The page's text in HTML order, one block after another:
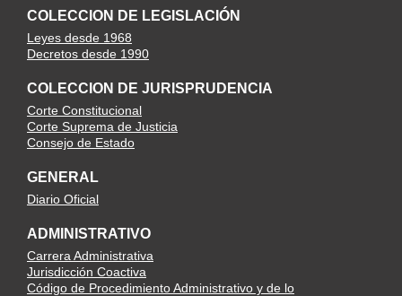
COLECCION DE LEGISLACIÓN
Leyes desde 1968
Decretos desde 1990
COLECCION DE JURISPRUDENCIA
Corte Constitucional
Corte Suprema de Justicia
Consejo de Estado
GENERAL
Diario Oficial
ADMINISTRATIVO
Carrera Administrativa
Jurisdicción Coactiva
Código de Procedimiento Administrativo y de lo